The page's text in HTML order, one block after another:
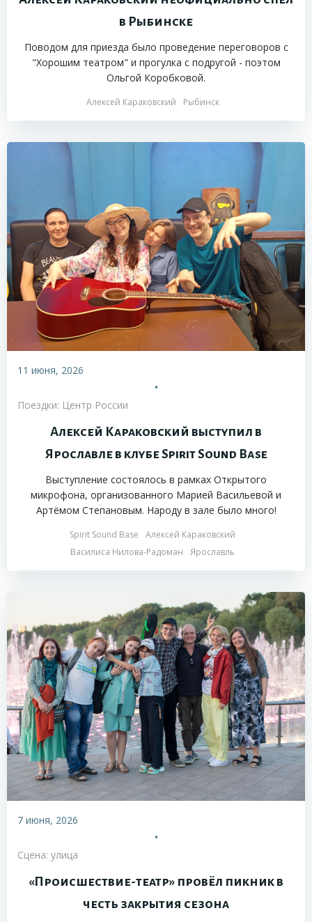
в Рыбинске
Поводом для приезда было проведение переговоров с
"Хорошим театром" и прогулка с подругой - поэтом
Ольгой Коробковой.
Алексей Караковский Рыбинск
11 июня, 2026
•
Поездки: Центр России
Алексей Караковский выступил в
Ярославле в клубе Spirit Sound Base
Выступление состоялось в рамках Открытого
микрофона, организованного Марией Васильевой и
Артёмом Степановым. Народу в зале было много!
Spirit Sound Base
Алексей Караковский
Василиса Нилова-Радоман
Ярославль
7 июня, 2026
•
Сцена: улица
«Происшествие-театр» провёл пикник в
честь закрытия сезона